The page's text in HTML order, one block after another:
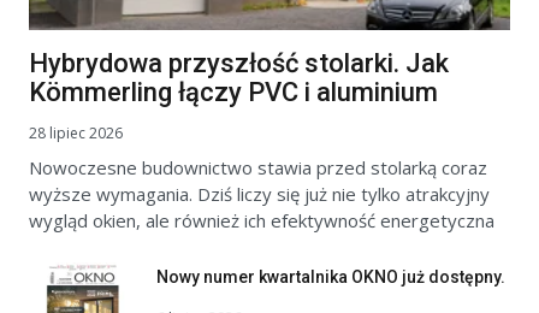
Hybrydowa przyszłość stolarki. Jak
Kömmerling łączy PVC i aluminium
28 lipiec 2026
Nowoczesne budownictwo stawia przed stolarką coraz
wyższe wymagania. Dziś liczy się już nie tylko atrakcyjny
wygląd okien, ale również ich efektywność energetyczna
Nowy numer kwartalnika OKNO już dostępny.